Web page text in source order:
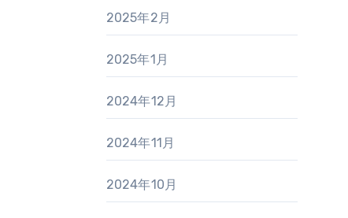
2025年2月
2025年1月
2024年12月
2024年11月
2024年10月